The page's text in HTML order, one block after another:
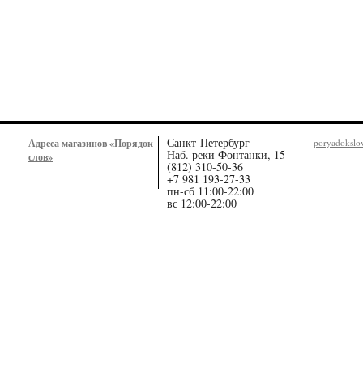
Адреса магазинов «Порядок
слов»
Санкт-Петербург
Наб. реки Фонтанки, 15
(812) 310-50-36
+7 981 193-27-33
пн-сб 11:00-22:00
вс 12:00-22:00